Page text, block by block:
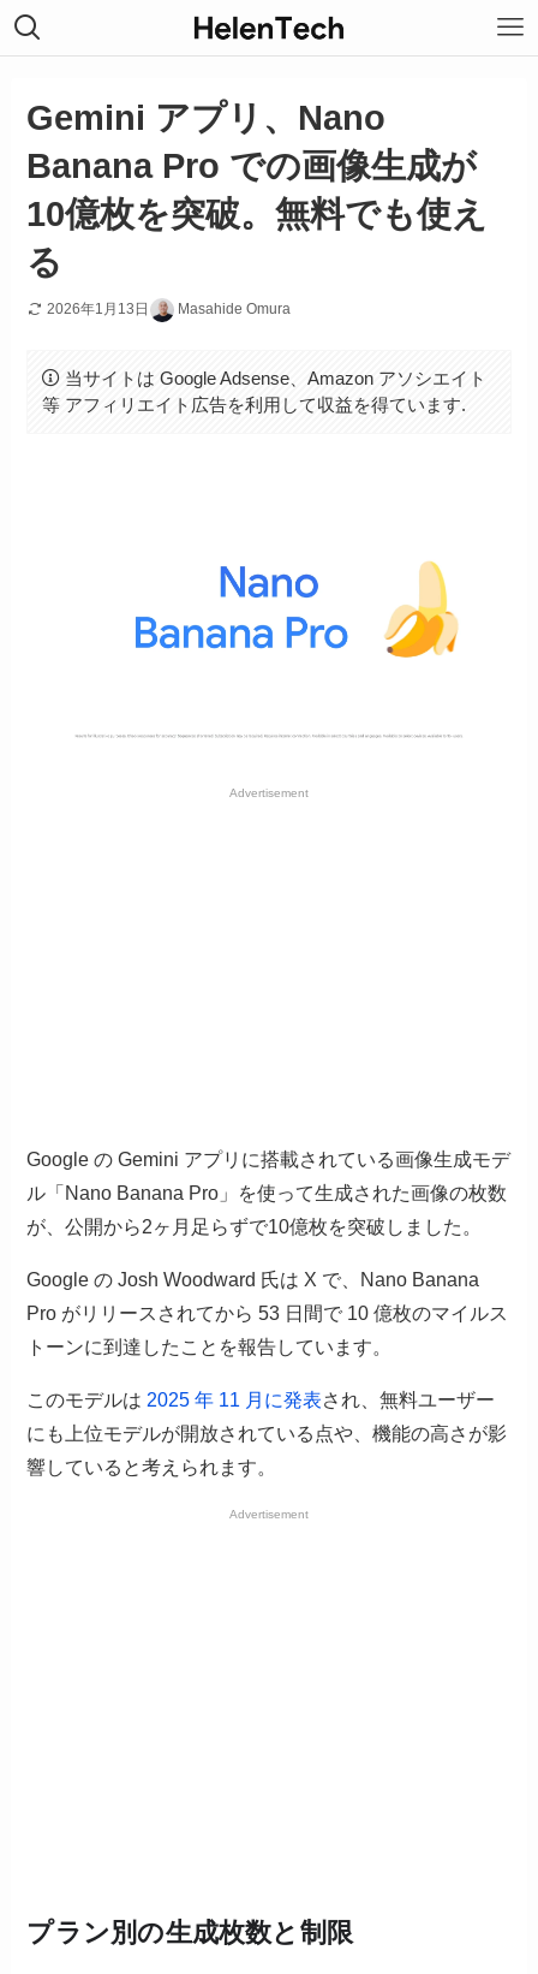
Gemini アプリ、Nano
Banana Pro での画像生成が
10億枚を突破。無料でも使え
る
2026年1月13日 Masahide Omura
当サイトは Google Adsense、Amazon アソシエイト
等 アフィリエイト広告を利用して収益を得ています.
Advertisement
Google の Gemini アプリに搭載されている画像生成モデ
ル「Nano Banana Pro」を使って生成された画像の枚数
が、公開から2ヶ月足らずで10億枚を突破しました。
Google の Josh Woodward 氏は X で、Nano Banana
Pro がリリースされてから 53 日間で 10 億枚のマイルス
トーンに到達したことを報告しています。
このモデルは2025 年 11 月に発表され、無料ユーザー
にも上位モデルが開放されている点や、機能の高さが影
響していると考えられます。
Advertisement
プラン別の生成枚数と制限